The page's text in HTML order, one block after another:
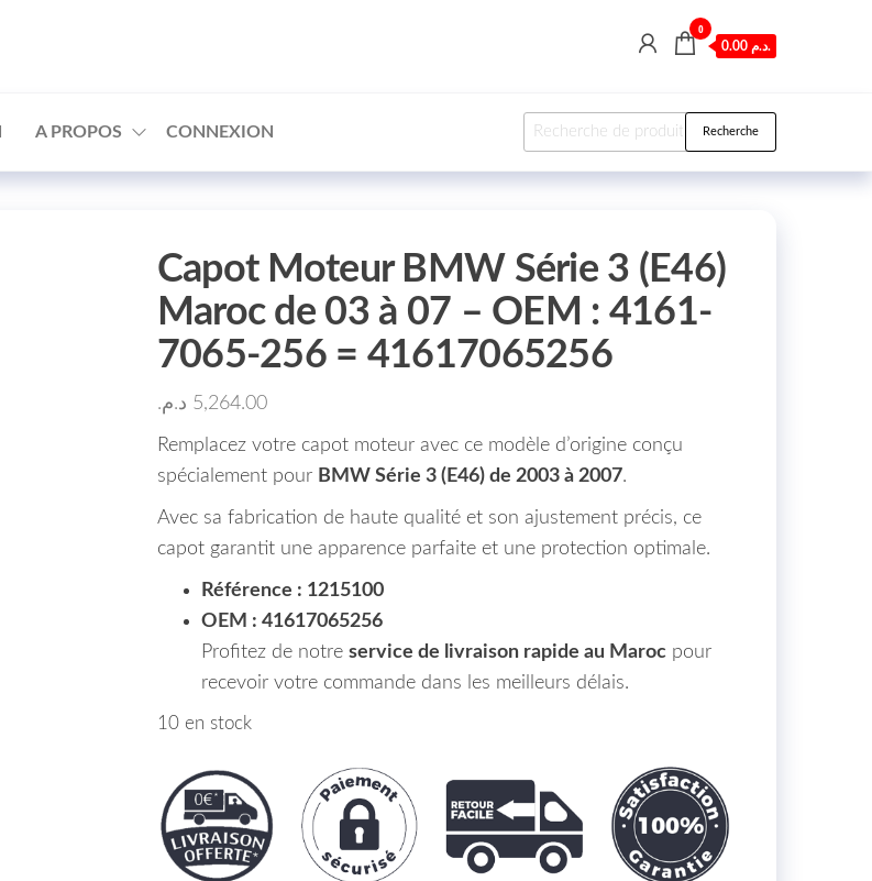
0
0.00 د.م.
A PROPOS CONNEXION Recherche pour : Recherche
Capot Moteur BMW Série 3 (E46)
Maroc de 03 à 07 – OEM : 4161-
7065-256 = 41617065256
5,264.00 د.م.
Remplacez votre capot moteur avec ce modèle d’origine conçu
spécialement pour BMW Série 3 (E46) de 2003 à 2007.
Avec sa fabrication de haute qualité et son ajustement précis, ce
capot garantit une apparence parfaite et une protection optimale.
Référence : 1215100
OEM : 41617065256
Profitez de notre service de livraison rapide au Marocpour
recevoir votre commande dans les meilleurs délais.
10 en stock